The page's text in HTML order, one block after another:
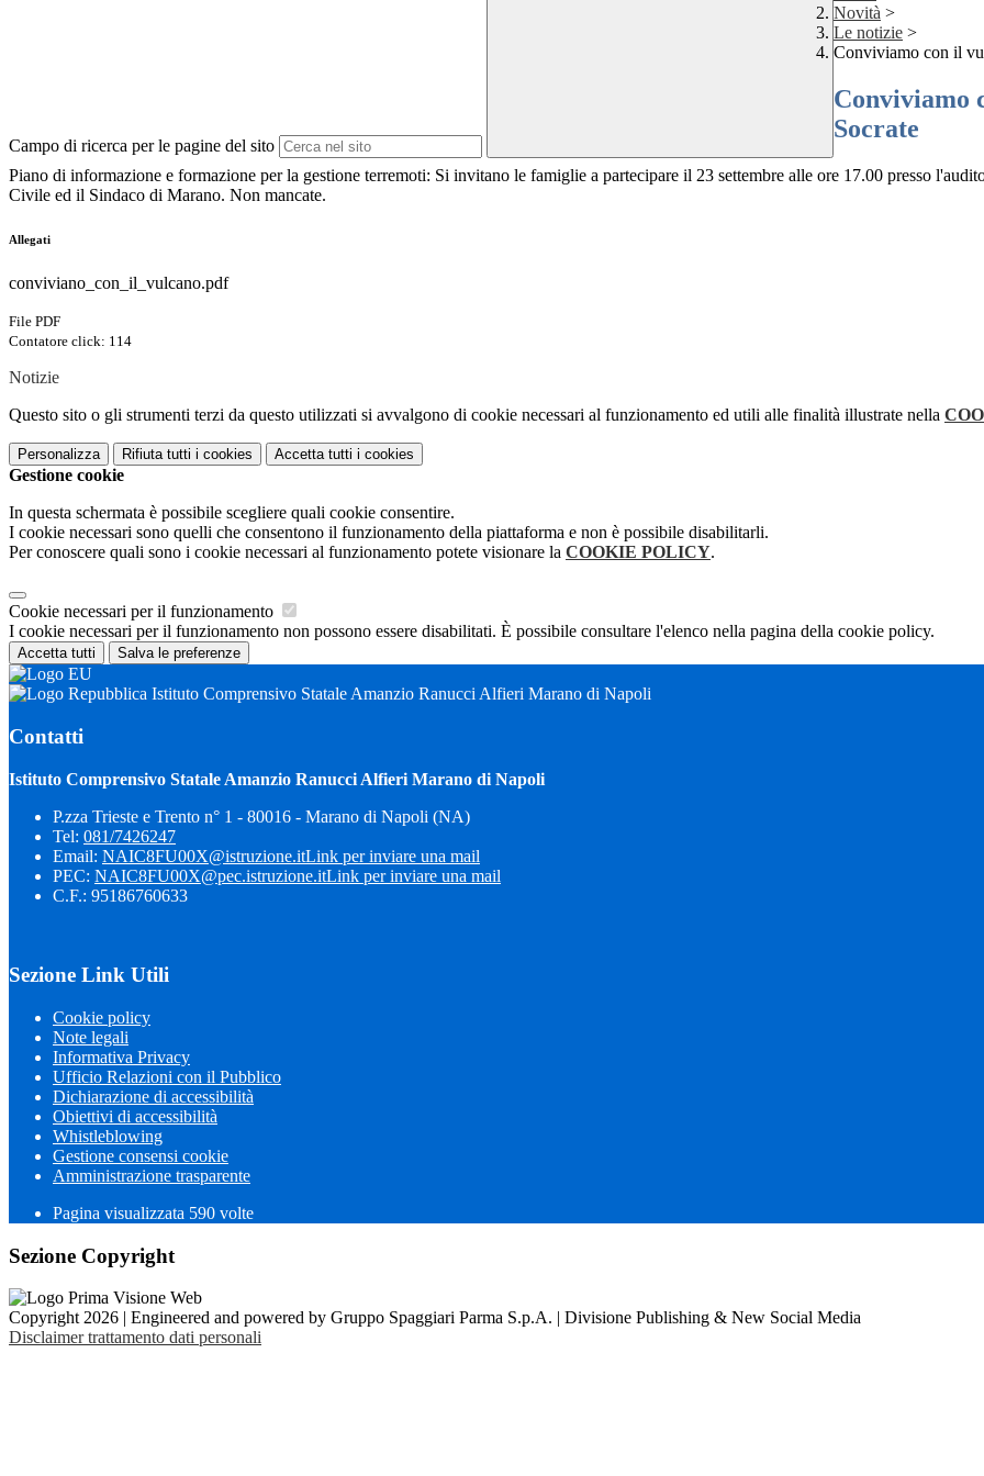
Campo di ricerca per le pagine del sito
Novità >
Le notizie >
Conviviamo con il
Conviviamo
Socrate
Piano di informazione e formazione per la gestione terremoti: Si invitano le famiglie a partecipare il 23 settembre alle ore 17.00 presso
Civile ed il Sindaco di Marano. Non mancate.
Allegati
conviviano_con_il_vulcano.pdf
File PDF
Contatore click: 114
Notizie
Questo sito o gli strumenti terzi da questo utilizzati si avvalgono di cookie necessari al funzionamento ed utili alle finalità illustrate nella
Personalizza Rifiuta tutti i cookies Accetta tutti i cookies
Gestione cookie
In questa schermata è possibile scegliere quali cookie consentire.
I cookie necessari sono quelli che consentono il funzionamento della piattaforma e non è possibile disabilitarli.
Per conoscere quali sono i cookie necessari al funzionamento potete visionare la COOKIE POLICY.
Cookie necessari per il funzionamento
I cookie necessari per il funzionamento non possono essere disabilitati. È possibile consultare l'elenco nella pagina della cookie policy.
Accetta tutti Salva le preferenze
Istituto Comprensivo Statale Amanzio Ranucci Alfieri Marano di Napoli
Contatti
Istituto Comprensivo Statale Amanzio Ranucci Alfieri Marano di Napoli
P.zza Trieste e Trento n° 1 - 80016 - Marano di Napoli (NA)
Tel: 081/7426247
Email: NAIC8FU00X@istruzione.itLink per inviare una mail
PEC: NAIC8FU00X@pec.istruzione.itLink per inviare una mail
C.F.: 95186760633
Sezione Link Utili
Cookie policy
Note legali
Informativa Privacy
Ufficio Relazioni con il Pubblico
Dichiarazione di accessibilità
Obiettivi di accessibilità
Whistleblowing
Gestione consensi cookie
Amministrazione trasparente
Pagina visualizzata 590 volte
Sezione Copyright
Copyright 2026 | Engineered and powered by Gruppo Spaggiari Parma S.p.A. | Divisione Publishing & New Social Media
Disclaimer trattamento dati personali